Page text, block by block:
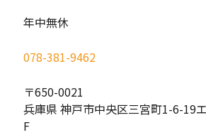
年中無休
078-381-9462
〒650-0021
兵庫県 神戸市中央区三宮町1-6-19
F